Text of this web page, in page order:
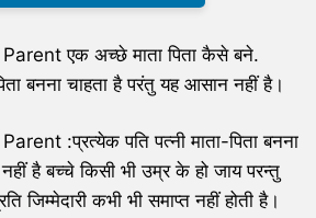
एक अच्छे माता पिता कैसे बने.
बनना चाहता है परंतु यह आसान नहीं है।
:प्रत्येक पति पत्नी माता-पिता बनना
है बच्चे किसी भी उम्र के हो जाय परन्तु
जिम्मेदारी कभी भी समाप्त नहीं होती है।